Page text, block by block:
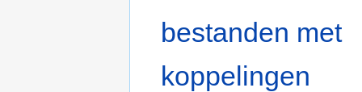
bestanden met
koppelingen